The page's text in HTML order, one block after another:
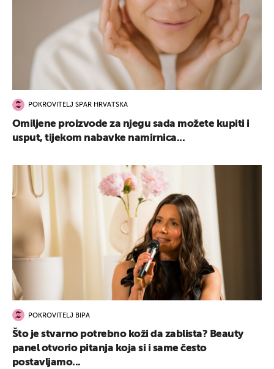
POKROVITELJ SPAR HRVATSKA
Omiljene proizvode za njegu sada možete kupiti i
usput, tijekom nabavke namirnica...
POKROVITELJ BIPA
Što je stvarno potrebno koži da zablista? Beauty
panel otvorio pitanja koja si i same često
postavljamo...